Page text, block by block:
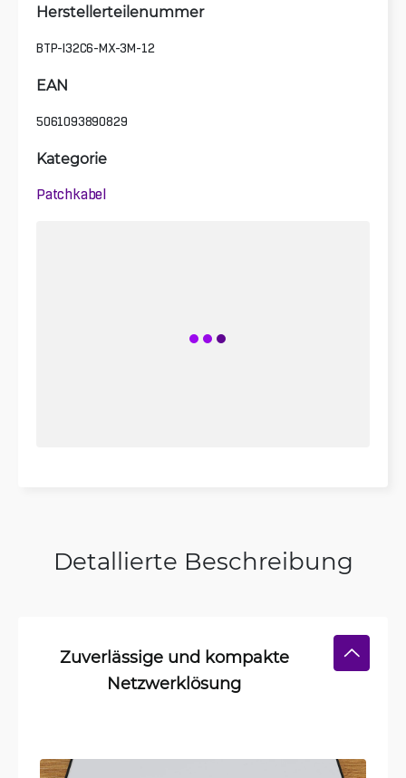
Herstellerteilenummer
BTP-I32C6-MX-3M-12
EAN
5061093890829
Kategorie
Patchkabel
Detallierte Beschreibung
Zuverlässige und kompakte
Netzwerklösung